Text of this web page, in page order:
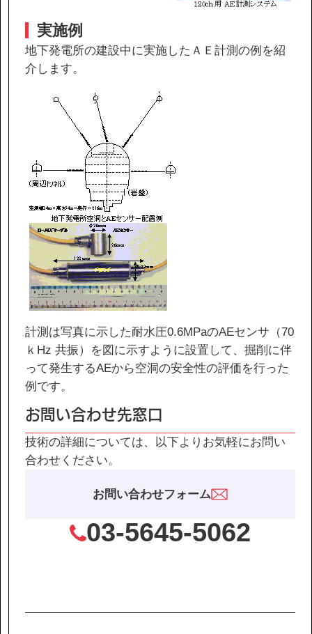
実施例
地下発電所の建設中に実施したＡＥ計測の例を紹
介します。
計測は写真に示した耐水圧0.6MPaのAEセンサ（70
ｋHz 共振）を図に示すように設置して、掘削に伴
って発生するAEから空洞の安全性の評価を行った
例です。
お問い合わせ先窓口
技術の詳細については、以下よりお気軽にお問い
合わせください。
お問い合わせフォーム
03-5645-5062